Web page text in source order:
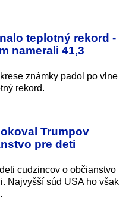
teplotný rekord -
namerali 41,3
známky padol po vlne
rekord.
Trumpov
pre deti
cudzincov o občianstvo
Najvyšší súd USA ho však